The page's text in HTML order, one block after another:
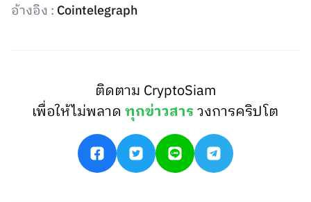
อ้างอิง : Cointelegraph
ติดตาม CryptoSiam
เพื่อให้ไม่พลาดทุกข่าวสารวงการคริปโต